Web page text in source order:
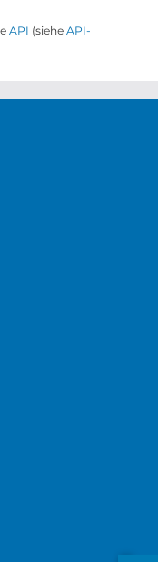
API (siehe API-